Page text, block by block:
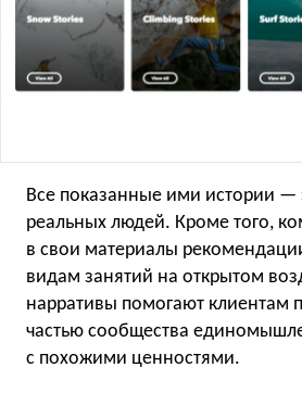
Все показанные ими истории —
реальных людей. Кроме того,
в свои материалы
видам занятий на открытом
нарративы помогают клиентам
частью сообщества
с похожими ценностями.